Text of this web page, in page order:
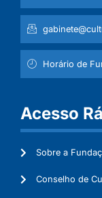
Horário de
Acesso
Sobre a
Conselho de